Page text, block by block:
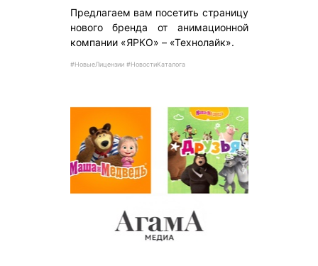
Предлагаем вам посетить страницу
нового бренда от анимационной
компании «ЯРКО» – «Технолайк».
#НовыеЛицензии #НовостиКаталога